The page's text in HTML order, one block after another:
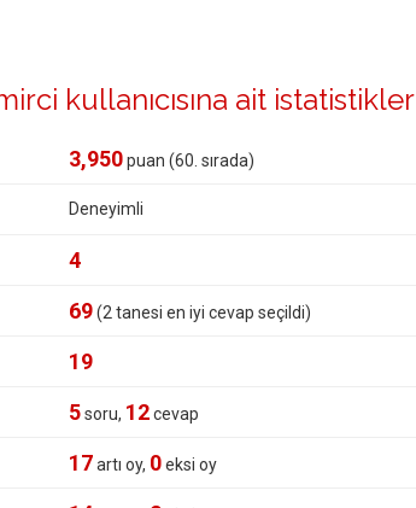
kullanıcısına ait istatistikler
3,950puan (60 . sırada)
Deneyimli
4
69(2 tanesi en iyi cevap seçildi)
19
5soru, 12cevap
17artı oy, 0eksi oy